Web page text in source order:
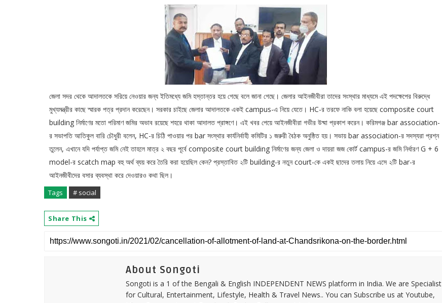
জেলা সদর থেকে আদালতকে সরিয়ে নেওয়ার জন্য ইতিমধ্যে জমি হস্তান্তর হয়ে গেছে বলে জানা গেছে। জেলার আইনজীবীরা তাদের সংস্থার মাধ্যমে এই পদক্ষেপের বিরুদ্ধে
মুখ্যমন্ত্রীর কাছে স্মারক পত্র প্রদান করেছেন। সরকার চাইছে জেলার আদালতকে একই campus-এ নিয়ে যেতে। HC-র তরফে নাকি বলা হয়েছে composite court
building নির্মাণের মতো পরিমাণ জমির অভাব রয়েছে শহরে থাকা আদালত প্রাঙ্গণে। এই খবর পেয়ে আইনজীবীরা গভীর উষ্মা প্রকাশ করেন। করিমগঞ্জ bar association-
র সভাপতি আতিকুল বারি চৌধুরী বলেন, HC-র চিঠি পাওয়ার পর bar সংস্থার কার্যনির্বাহী কমিটির ১ জরুরী বৈঠক অনুষ্ঠিত হয়। সভায় bar association-র সদস্যরা প্রশ্ন
তুলেন, এখানে যদি পর্যাপ্ত জমি নেই তাহলে মাত্র ২ বছর পূর্বে composite court building নির্মাণের জন্য জেলা ও দায়রা জজ কোর্ট campus-র জমি নির্ধারণ G + 6
model-র scatch map বহু অর্থ ব্যয় করে তৈরি করা হয়েছিল কেন? প্রস্তাবিত ২টি building-র নতুন court-কে একই ছাদের তলায় নিয়ে এসে ২টি bar-র
আইনজীবীদের বসার ব্যবস্থা করে দেওয়ারও কথা ছিল।
Tags # social
Share This
About Songoti
Songoti is a 1 of the Bengali & English INDEPENDENT NEWS platform in India. We are Specialist
for Cultural, Entertainment, Lifestyle, Health & Travel News.. You can Subscribe us at Youtube,